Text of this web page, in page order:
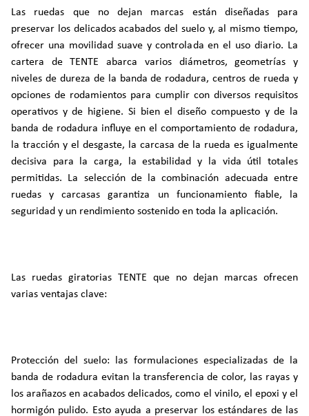
Las ruedas que no dejan marcas están diseñadas para
preservar los delicados acabados del suelo y, al mismo tiempo,
ofrecer una movilidad suave y controlada en el uso diario. La
cartera de TENTE abarca varios diámetros, geometrías y
niveles de dureza de la banda de rodadura, centros de rueda y
opciones de rodamientos para cumplir con diversos requisitos
operativos y de higiene. Si bien el diseño compuesto y de la
banda de rodadura influye en el comportamiento de rodadura,
la tracción y el desgaste, la carcasa de la rueda es igualmente
decisiva para la carga, la estabilidad y la vida útil totales
permitidas. La selección de la combinación adecuada entre
ruedas y carcasas garantiza un funcionamiento fiable, la
seguridad y un rendimiento sostenido en toda la aplicación.
Las ruedas giratorias TENTE que no dejan marcas ofrecen
varias ventajas clave:
Protección del suelo: las formulaciones especializadas de la
banda de rodadura evitan la transferencia de color, las rayas y
los arañazos en acabados delicados, como el vinilo, el epoxi y el
hormigón pulido. Esto ayuda a preservar los estándares de las